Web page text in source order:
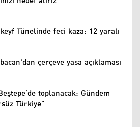
Tünelinde feci kaza: 12 yaralı
çerçeve yasa açıklaması
toplanacak: Gündem
Türkiye"